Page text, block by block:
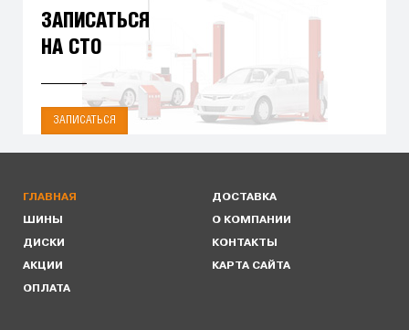
ЗАПИСАТЬСЯ
НА СТО
ЗАПИСАТЬСЯ
ГЛАВНАЯ
ШИНЫ
ДИСКИ
АКЦИИ
ОПЛАТА
ДОСТАВКА
О КОМПАНИИ
КОНТАКТЫ
КАРТА САЙТА